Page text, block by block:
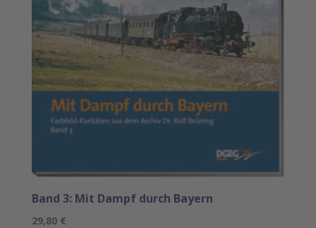
Band 3: Mit Dampf durch Bayern
29,80 €